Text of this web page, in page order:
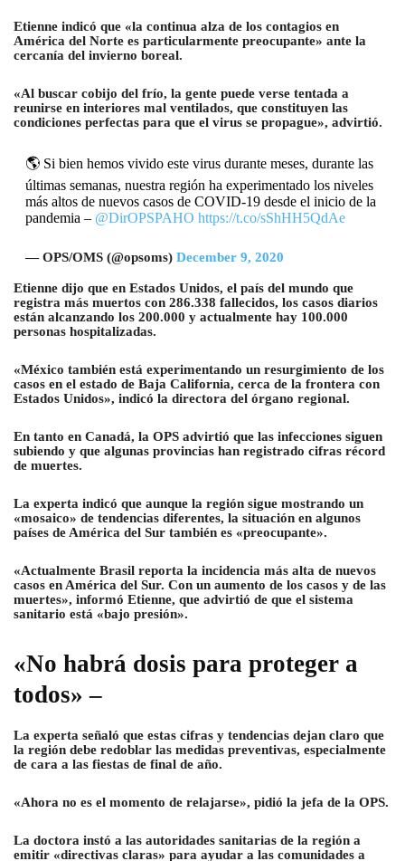
Etienne indicó que «la continua alza de los contagios en
América del Norte es particularmente preocupante» ante la
cercanía del invierno boreal.
«Al buscar cobijo del frío, la gente puede verse tentada a
reunirse en interiores mal ventilados, que constituyen las
condiciones perfectas para que el virus se propague», advirtió.
🌎 Si bien hemos vivido este virus durante meses, durante las
últimas semanas, nuestra región ha experimentado los niveles
más altos de nuevos casos de COVID-19 desde el inicio de la
pandemia – @DirOPSPAHO https://t.co/sShHH5QdAe
— OPS/OMS (@opsoms) December 9, 2020
Etienne dijo que en Estados Unidos, el país del mundo que
registra más muertos con 286.338 fallecidos, los casos diarios
están alcanzando los 200.000 y actualmente hay 100.000
personas hospitalizadas.
«México también está experimentando un resurgimiento de los
casos en el estado de Baja California, cerca de la frontera con
Estados Unidos», indicó la directora del órgano regional.
En tanto en Canadá, la OPS advirtió que las infecciones siguen
subiendo y que algunas provincias han registrado cifras récord
de muertes.
La experta indicó que aunque la región sigue mostrando un
«mosaico» de tendencias diferentes, la situación en algunos
países de América del Sur también es «preocupante».
«Actualmente Brasil reporta la incidencia más alta de nuevos
casos en América del Sur. Con un aumento de los casos y de las
muertes», informó Etienne, que advirtió de que el sistema
sanitario está «bajo presión».
«No habrá dosis para proteger a
todos» –
La experta señaló que estas cifras y tendencias dejan claro que
la región debe redoblar las medidas preventivas, especialmente
de cara a las fiestas de final de año.
«Ahora no es el momento de relajarse», pidió la jefa de la OPS.
La doctora instó a las autoridades sanitarias de la región a
emitir «directivas claras» para ayudar a las comunidades a